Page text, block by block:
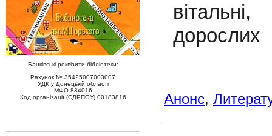
Банківські реквізити бібліотеки:
Рахунок № 35425007003007
УДК у Донецькій області
МФО 834016
Код організації (ЄДРПОУ) 00183816
дорослих
Анонс,